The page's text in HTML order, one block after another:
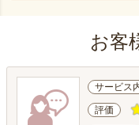
お客
サービス
評価